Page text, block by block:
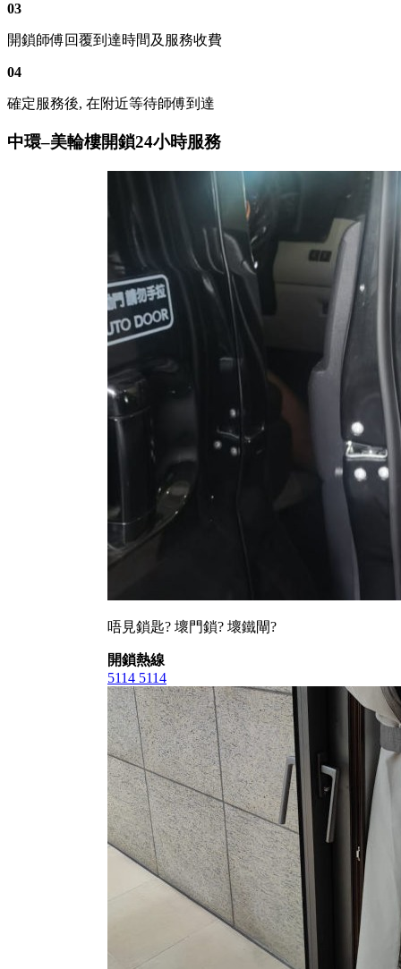
03
開鎖師傅回覆到達時間及服務收費
04
確定服務後, 在附近等待師傅到達
中環–美輪樓開鎖24小時服務
唔見鎖匙? 壞門鎖? 壞鐵閘?
開鎖熱線
5114 5114